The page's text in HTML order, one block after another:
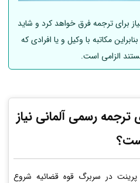
برای ترجمه فرق خواهد کرد و شاید
مکاتبه با وکیل و یا افرادی که
الزامی است.
ترجمه رسمیآلمانی نیاز
در سربرگ قوه قضائیه شروع